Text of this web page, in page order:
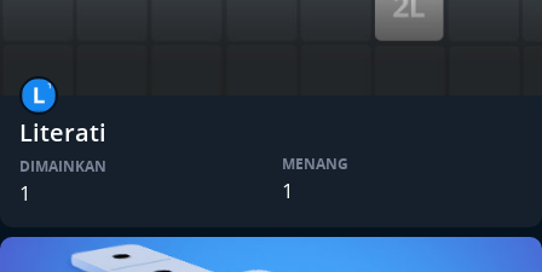
Literati
DIMAINKAN
1
MENANG
1